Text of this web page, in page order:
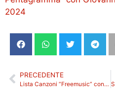
2024
PRECEDENTE
Lista Canzoni “Freemusic” con Luca Basile 27 Gennaio 2024